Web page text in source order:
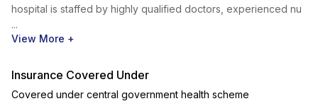
hospital is staffed by highly qualified doctors, experienced nu
...
View More +
Insurance Covered Under
Covered under central government health scheme